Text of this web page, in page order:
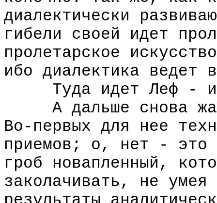
диалектически
гибели своей идет
пролетарское
ибо диалектика ведет
Туда идет Леф - и
А дальше снова
Во-первых для нее
приемов; о, нет - это
гроб новапленный,
заколачивать, не умея